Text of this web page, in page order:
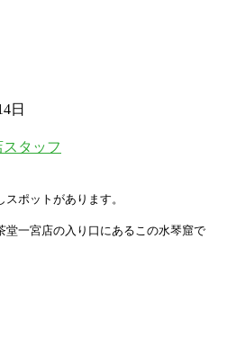
日
タッフ
ポットがあります。
堂一宮店の入り口にあるこの水琴窟で